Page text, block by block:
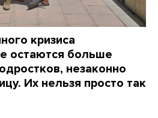
кризиса
остаются больше
незаконно
Их нельзя просто так